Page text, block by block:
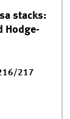
stacks:
Hodge-
217